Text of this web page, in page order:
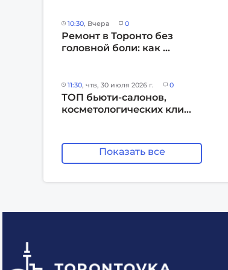
10:30, Вчера 0
Ремонт в Торонто без
головной боли: как ...
11:30, чтв, 30 июля 2026 г. 0
ТОП бьюти-салонов,
косметологических кли...
Показать все